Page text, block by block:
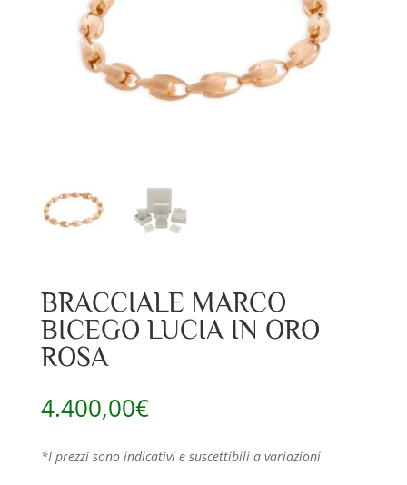
BRACCIALE MARCO
BICEGO LUCIA IN ORO
ROSA
4.400,00€
*I prezzi sono indicativi e suscettibili a variazioni